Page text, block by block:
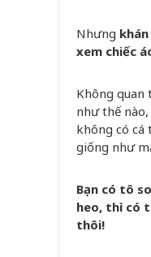
Nhưng khán
xem chiếc
Không quan
như thế nào,
không có cá
giống như
Bạn có tô
heo, thì có
thôi!